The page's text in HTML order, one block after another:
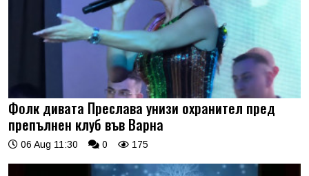
Фолк дивата Преслава унизи охранител пред
препълнен клуб във Варна
06 Aug 11:30 0 175